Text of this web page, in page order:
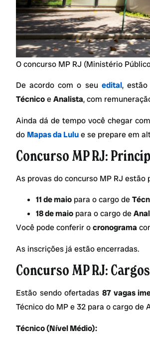
O concurso MP RJ (Ministério
De acordo com o seu edital,
TécnicoeAnalista, com
Ainda dá de tempo você chegar
do Mapas da Lulue se prepare em
Concurso MP RJ:
As provas do concurso MP RJ
11 de maio para o cargo de
18 de maio para o cargo de
Você pode conferir ocronograma
As inscrições já estão encerradas.
Concurso MP RJ:
Estão sendo ofertadas 87 vagas
Técnico do MP e 32 para o cargo
Técnico (Nível Médio):